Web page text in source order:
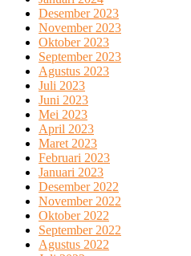
Desember 2023
November 2023
Oktober 2023
September 2023
Agustus 2023
Juli 2023
Juni 2023
Mei 2023
April 2023
Maret 2023
Februari 2023
Januari 2023
Desember 2022
November 2022
Oktober 2022
September 2022
Agustus 2022